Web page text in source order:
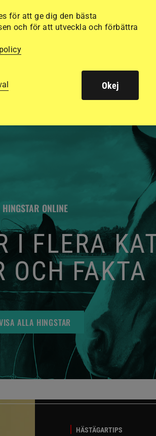
15 ridhjälmar i olika
säkraste. Det visar
de olika hjälmarna
HINGSTAR ONLINE
I FLERA
OCH FAKTA
ALLA HINGSTAR
HÄSTÄGARTIPS
för att ge dig den bästa
och för att utveckla och förbättra
Okej